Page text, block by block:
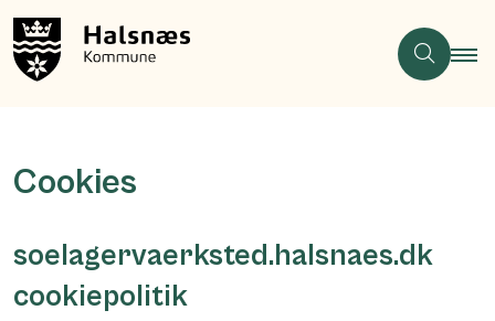
Cookies
soelagervaerksted.halsnaes.dk
cookiepolitik